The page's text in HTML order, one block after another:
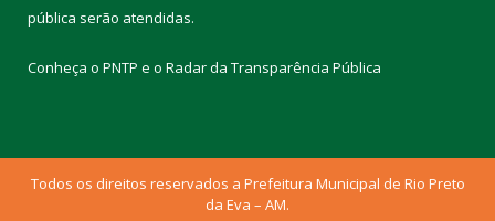
pública serão atendidas.
Conheça o PNTP e o Radar da Transparência Pública
Todos os direitos reservados a Prefeitura Municipal de Rio Preto
da Eva – AM.